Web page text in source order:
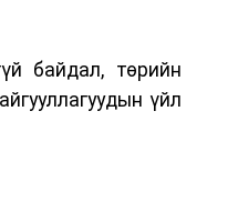
байдал, төрийн
үйл